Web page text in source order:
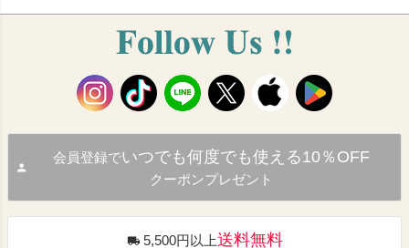
会員登録でいつでも何度でも使える10％OFF
クーポンプレゼント
5,500円以上送料無料